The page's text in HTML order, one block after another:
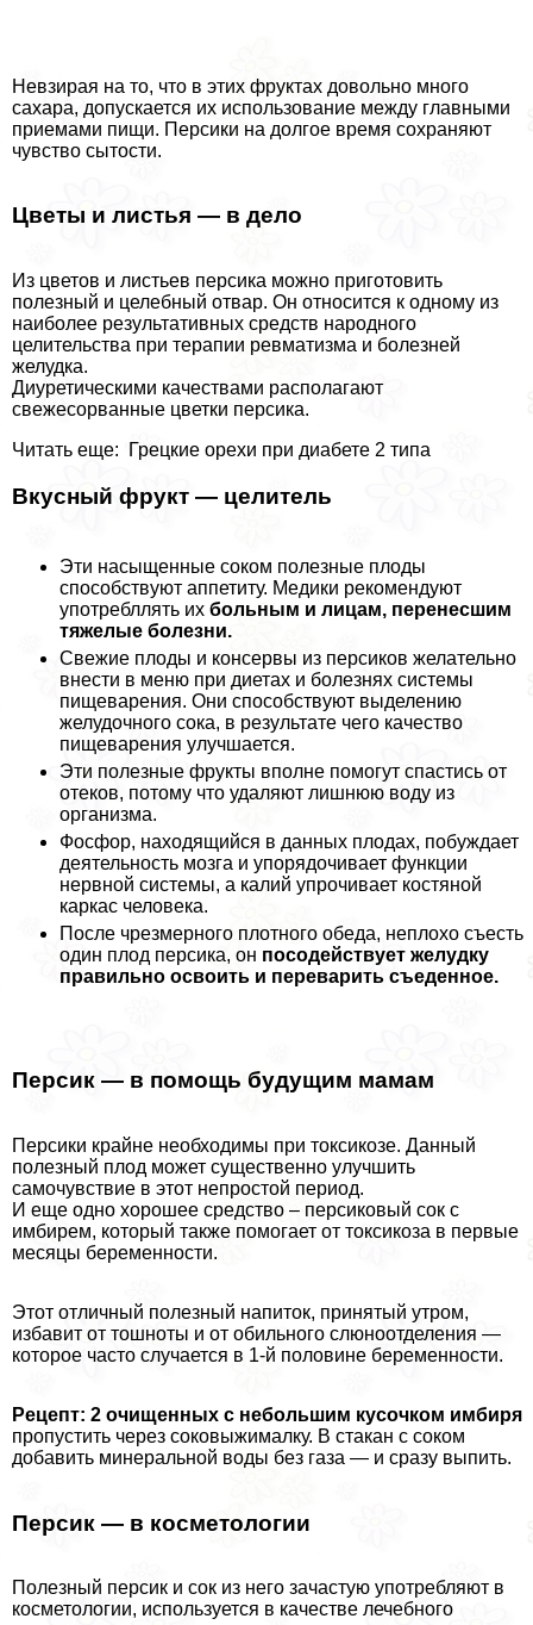
Невзирая на то, что в этих фруктах довольно много
сахара, допускается их использование между главными
приемами пищи. Персики на долгое время сохраняют
чувство сытости.
Цветы и листья — в дело
Из цветов и листьев персика можно приготовить
полезный и целебный отвар. Он относится к одному из
наиболее результативных средств народного
целительства при терапии ревматизма и болезней
желудка.
Диуретическими качествами располагают
свежесорванные цветки персика.
Читать еще: Грецкие орехи при диабете 2 типа
Вкусный фрукт — целитель
Эти насыщенные соком полезные плоды
способствуют аппетиту. Медики рекомендуют
употрeбллять их больным и лицам, перенесшим
тяжелые болезни.
Свежие плоды и консервы из персиков желательно
внести в меню при диетах и болезнях системы
пищеварения. Они способствуют выделению
желудочного сока, в результате чего качество
пищеварения улучшается.
Эти полезные фрукты вполне помогут спастись от
отеков, потому что удаляют лишнюю воду из
организма.
Фосфор, находящийся в данных плодах, побуждает
деятельность мозга и упорядочивает функции
нервной системы, а калий упрочивает костяной
каркас человека.
После чрезмерного плотного обеда, неплохо съесть
один плод персика, он посодействует желудку
правильно освоить и переварить съеденное.
Персик — в помощь будущим мамам
Персики крайне необходимы при токсикозе. Данный
полезный плод может существенно улучшить
самочувствие в этот непростой период.
И еще одно хорошее средство – персиковый сок с
имбирем, который также помогает от токсикоза в первые
месяцы беременности.
Этот отличный полезный напиток, принятый утром,
избавит от тошноты и от обильного слюноотделения —
которое часто случается в 1-й половине беременности.
Рецепт: 2 очищенных с небольшим кусочком имбиря
пропустить через соковыжималку. В стакан с соком
добавить минеральной воды без газа — и сразу выпить.
Персик — в косметологии
Полезный персик и сок из него зачастую употрeбляют в
косметологии, используется в качестве лечебного